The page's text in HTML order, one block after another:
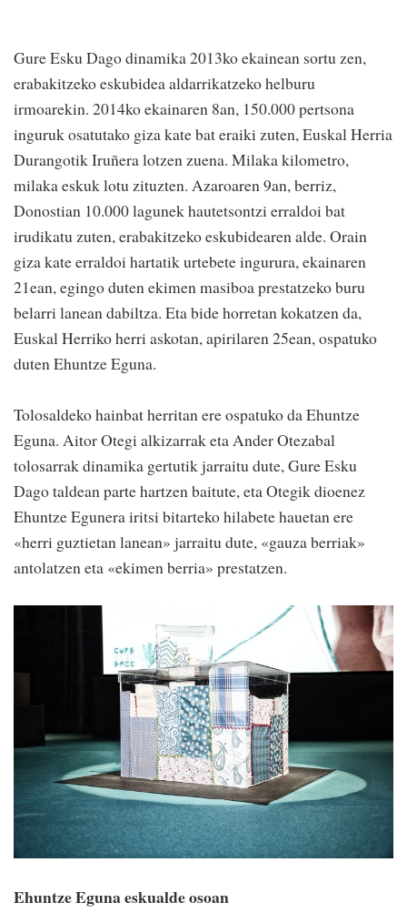
Gure Esku Dago dinamika 2013ko ekainean sortu zen,
erabakitzeko eskubidea aldarrikatzeko helburu
irmoarekin. 2014ko ekainaren 8an, 150.000 pertsona
inguruk osatutako giza kate bat eraiki zuten, Euskal Herria
Durangotik Iruñera lotzen zuena. Milaka kilometro,
milaka eskuk lotu zituzten. Azaroaren 9an, berriz,
Donostian 10.000 lagunek hautetsontzi erraldoi bat
irudikatu zuten, erabakitzeko eskubidearen alde. Orain
giza kate erraldoi hartatik urtebete ingurura, ekainaren
21ean, egingo duten ekimen masiboa prestatzeko buru
belarri lanean dabiltza. Eta bide horretan kokatzen da,
Euskal Herriko herri askotan, apirilaren 25ean, ospatuko
duten Ehuntze Eguna.
Tolosaldeko hainbat herritan ere ospatuko da Ehuntze
Eguna. Aitor Otegi alkizarrak eta Ander Otezabal
tolosarrak dinamika gertutik jarraitu dute, Gure Esku
Dago taldean parte hartzen baitute, eta Otegik dioenez
Ehuntze Egunera iritsi bitarteko hilabete hauetan ere
«herri guztietan lanean» jarraitu dute, «gauza berriak»
antolatzen eta «ekimen berria» prestatzen.
Ehuntze Eguna eskualde osoan